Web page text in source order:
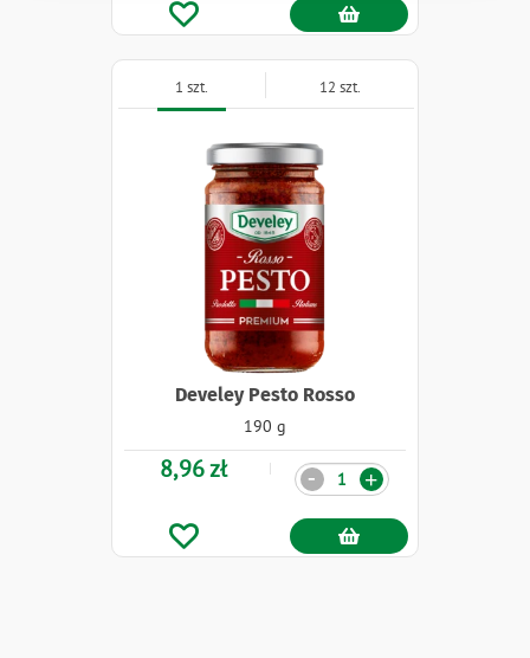
Develey Pesto Rosso
190 g
8,96 zł
1 szt. 12 szt.
Ilość +
-